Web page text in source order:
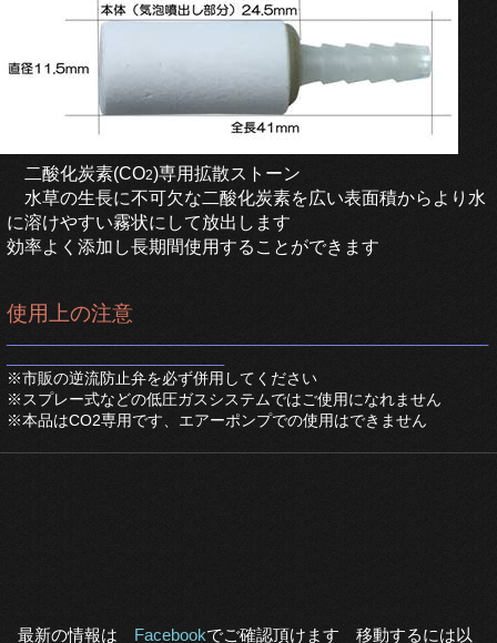
二酸化炭素(CO2)専用拡散ストーン
水草の生長に不可欠な二酸化炭素を広い表面積からより水
に溶けやすい霧状にして放出します
効率よく添加し長期間使用することができます
使用上の注意
※市販の逆流防止弁を必ず併用してください
※スプレー式などの低圧ガスシステムではご使用になれません
※本品はCO2専用です、エアーポンプでの使用はできません
最新の情報は Facebookでご確認頂けます 移動するには以